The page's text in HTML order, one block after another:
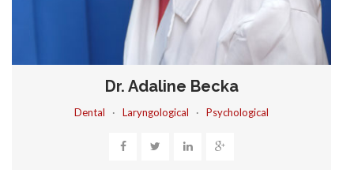
Dr. Adaline Becka
Dental · Laryngological · Psychological